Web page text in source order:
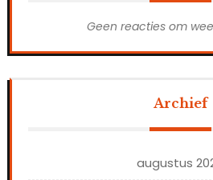
Geen reacties om
Archief
augustus